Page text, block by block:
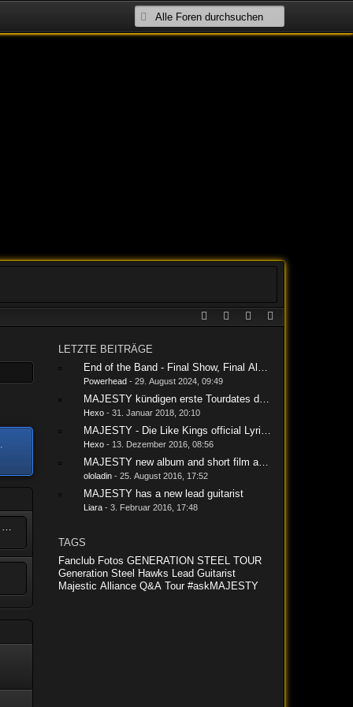
LETZTE BEITRÄGE
End of the Band - Final Show, Final Album
Powerhead -29. August 2024, 09:49
MAJESTY kündigen erste Tourdates der "Rebels Tour
Hexo -31. Januar 2018, 20:10
MAJESTY - Die Like Kings official Lyricvideo
Hexo - 13. Dezember 2016, 08:56
MAJESTY new album and short film announcement!!!
ololadin -25. August 2016, 17:52
MAJESTY has a new lead guitarist
Liara -3. Februar 2016, 17:48
TAGS
Fanclub Fotos GENERATION STEEL TOUR
Generation Steel Hawks Lead Guitarist
Majestic Alliance Q&A Tour